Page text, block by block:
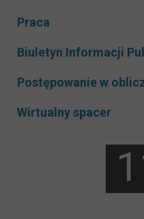
Praca
Biuletyn Informacji
Postępowanie w
Wirtualny spacer